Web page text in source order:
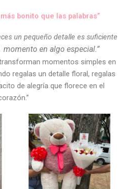
bonito que las palabras”
un pequeño detalle es suficiente
momento en algo especial.”
momentos simples en
regalas un detalle floral, regalas
de alegría que florece en el